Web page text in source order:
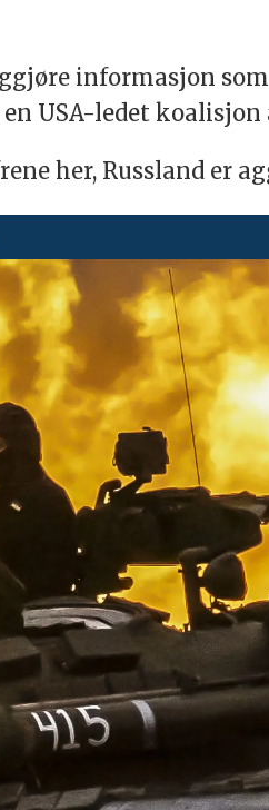
informasjon
USA-ledet koalisjon
her, Russland er